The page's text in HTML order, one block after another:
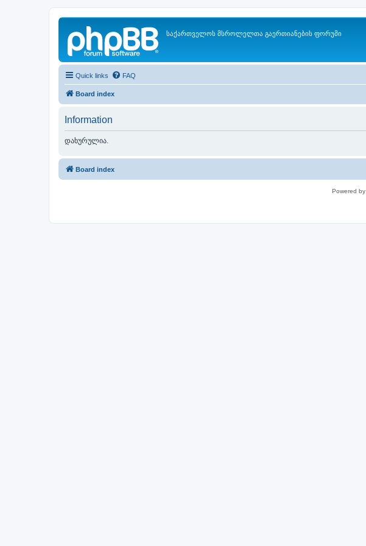
საქართველოს მსროლელთა გაერთიანების ფორუმი
Quick links FAQ
Board index
Information
დახურულია.
Board index
Powered by